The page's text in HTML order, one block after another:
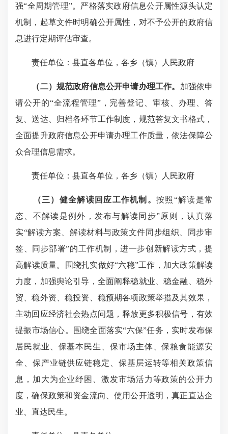
强“全周期管理”。严格落实政府信息公开属性源头认定
机制，起草文件时明确公开属性，对不予公开的政府信
息进行定期评估审查。
责任单位：县直各单位，各乡（镇）人民政府
（二）规范政府信息公开申请办理工作。 加强依申
请公开的“全流程管理”，完善登记、审核、办理、答
复、送达、归档各环节工作制度，规范答复文书格式，
全面提升政府信息公开申请办理工作质量，依法保障公
众合理信息需求。
责任单位：县直各单位，各乡（镇）人民政府
（三）健全解读回应工作机制。按照“解读是常
态、不解读是例外，发布与解读同步”原则，认真落
实“解读方案、解读材料与政策文件同步组织、同步审
签、同步部署”的工作机制，进一步创新解读方式，提
高解读质量。围绕扎实做好“六稳”工作，加大政策解读
力度，加强舆论引导，全面阐释稳就业、稳金融、稳外
贸、稳外资、稳投资、稳预期各项政策举措及其效果，
主动回应经济社会热点问题，释放更多积极信号，有效
提振市场信心。围绕全面落实“六保”任务，实时发布保
居民就业、保基本民生、保市场主体、保粮食能源安
全、保产业链供应链稳定、保基层运转等相关政策信
息，加大为企业纾困、激发市场活力等政策的公开力
度，确保政策和资金流向、使用公开透明，真正直达企
业、直达民生。